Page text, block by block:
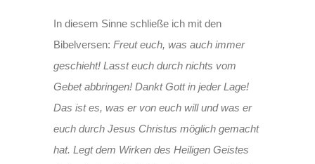
In diesem Sinne schließe ich mit den
Bibelversen:Freut euch, was auch immer
geschieht! Lasst euch durch nichts vom
Gebet abbringen! Dankt Gott in jeder Lage!
Das ist es, was er von euch will und was er
euch durch Jesus Christus möglich gemacht
hat. Legt dem Wirken des Heiligen Geistes